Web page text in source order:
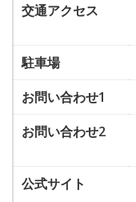
交通アクセス
駐車場
お問い合わせ1
お問い合わせ2
公式サイト